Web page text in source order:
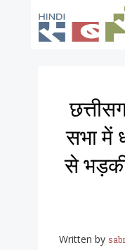
सभा में
से
Written by